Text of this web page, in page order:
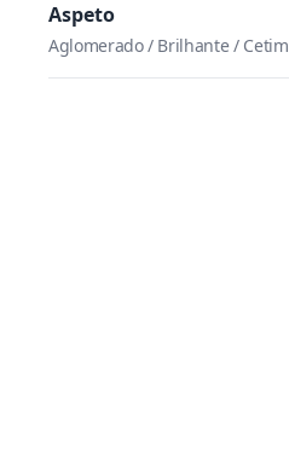
"airless". / APLICAÇÃO: pistola,
espátula. / APLICAÇÃO:
Aspeto
Aglomerado / Brilhante / Cetim